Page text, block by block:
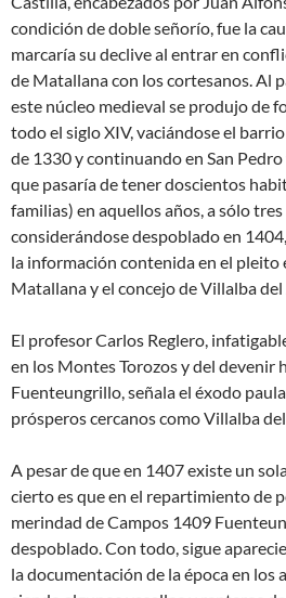
condición de doble señorío, fue la
marcaría su declive al entrar en
de Matallana con los cortesanos. Al
este núcleo medieval se produjo de
todo el siglo XIV, vaciándose el
de 1330 y continuando en San
que pasaría de tener doscientos
familias) en aquellos años, a sólo
considerándose despoblado en
la información contenida en el pleito
Matallana y el concejo de Villalba
El profesor Carlos Reglero,
en los Montes Torozos y del devenir
Fuenteungrillo, señala el éxodo
prósperos cercanos como Villalba
A pesar de que en 1407 existe un
cierto es que en el repartimiento de
merindad de Campos 1409
despoblado. Con todo, sigue
la documentación de la época en los